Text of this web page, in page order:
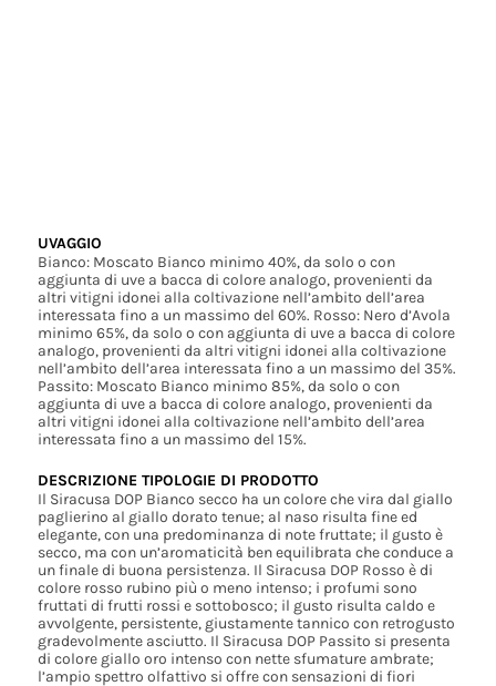
UVAGGIO
Bianco: Moscato Bianco minimo 40%, da solo o con
aggiunta di uve a bacca di colore analogo, provenienti da
altri vitigni idonei alla coltivazione nell’ambito dell’area
interessata fino a un massimo del 60%. Rosso: Nero d’Avola
minimo 65%, da solo o con aggiunta di uve a bacca di colore
analogo, provenienti da altri vitigni idonei alla coltivazione
nell’ambito dell’area interessata fino a un massimo del 35%.
Passito: Moscato Bianco minimo 85%, da solo o con
aggiunta di uve a bacca di colore analogo, provenienti da
altri vitigni idonei alla coltivazione nell’ambito dell’area
interessata fino a un massimo del 15%.
DESCRIZIONE TIPOLOGIE DI PRODOTTO
Il Siracusa DOP Bianco secco ha un colore che vira dal giallo
paglierino al giallo dorato tenue; al naso risulta fine ed
elegante, con una predominanza di note fruttate; il gusto è
secco, ma con un’aromaticità ben equilibrata che conduce a
un finale di buona persistenza. Il Siracusa DOP Rosso è di
colore rosso rubino più o meno intenso; i profumi sono
fruttati di frutti rossi e sottobosco; il gusto risulta caldo e
avvolgente, persistente, giustamente tannico con retrogusto
gradevolmente asciutto. Il Siracusa DOP Passito si presenta
di colore giallo oro intenso con nette sfumature ambrate;
l’ampio spettro olfattivo si offre con sensazioni di fiori